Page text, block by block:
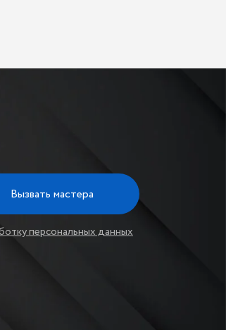
Вызвать мастера
персональных данных